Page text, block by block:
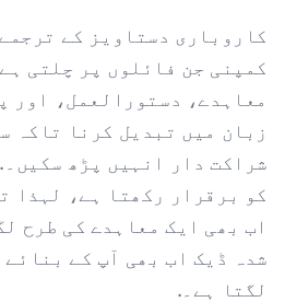
کاروباری دستاویز کے
کمپنی جن فائلوں پر چلتی
معاہدے، دستورالعمل، اور
زبان میں تبدیل کرنا تاکہ
شراکت دار انہیں پڑھ
کو برقرار رکھتا ہے، لہذا
اب بھی ایک معاہدے کی طرح
شدہ ڈیک اب بھی آپ کے
لگتا ہے۔.